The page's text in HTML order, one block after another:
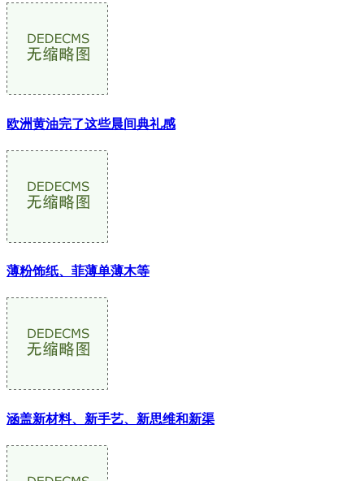
欧洲黄油完了这些晨间典礼感
薄粉饰纸、菲薄单薄木等
涵盖新材料、新手艺、新思维和新渠